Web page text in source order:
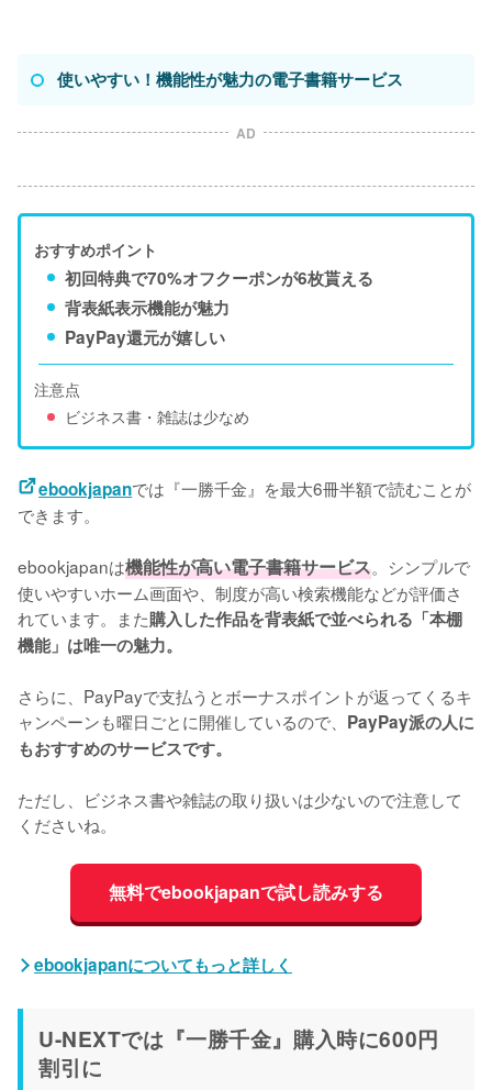
使いやすい！機能性が魅力の電子書籍サービス
AD
おすすめポイント
初回特典で70%オフクーポンが6枚貰える
背表紙表示機能が魅力
PayPay還元が嬉しい
注意点
ビジネス書・雑誌は少なめ
ebookjapanでは『一勝千金』を最大6冊半額で読むことが
できます。
ebookjapanは機能性が高い電子書籍サービス。シンプルで
使いやすいホーム画面や、制度が高い検索機能などが評価さ
れています。また購入した作品を背表紙で並べられる「本棚
機能」は唯一の魅力。
さらに、PayPayで支払うとボーナスポイントが返ってくるキ
ャンペーンも曜日ごとに開催しているので、 PayPay派の人に
もおすすめのサービスです。
ただし、ビジネス書や雑誌の取り扱いは少ないので注意して
くださいね。
無料でebookjapanで試し読みする
ebookjapanについてもっと詳しく
U-NEXTでは『一勝千金』購入時に600円
割引に